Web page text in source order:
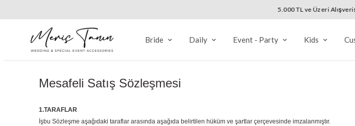
5.000 TL ve Üzeri
Bride Daily Event - Party Kids
Mesafeli Satış Sözleşmesi
1.TARAFLAR
İşbu Sözleşme aşağıdaki taraflar arasında aşağıda belirtilen hüküm ve şartlar çerçevesinde imzalanmıştır.